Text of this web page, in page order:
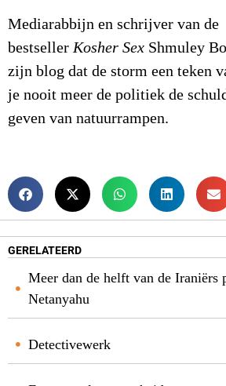
Mediarabbijn en schrijver van de
bestsellerKosher Sex Shmuley
zijn blog dat de storm een teken
je nooit meer de politiek de
geven van natuurrampen.
GERELATEERD
Meer dan de helft van de Iraniërs
Netanyahu
Detectivewerk